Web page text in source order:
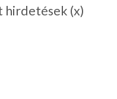
hirdetések (x)